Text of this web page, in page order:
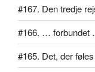
#167. Den tredje
#166. … forbundet
#165. Det, der